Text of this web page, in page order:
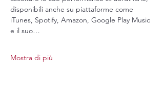
disponibili anche su piattaforme come
iTunes, Spotify, Amazon, Google Play Music
e il suo…
Mostra di più